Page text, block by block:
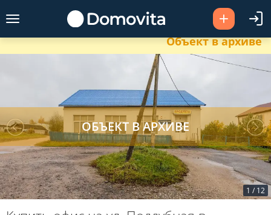
Объект в архиве
1 / 12